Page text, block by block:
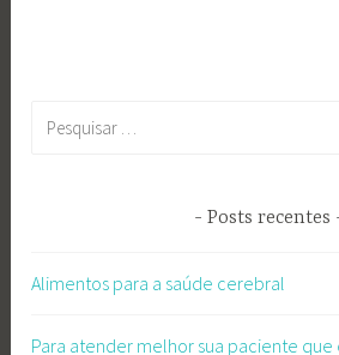
Posts recentes
Alimentos para a saúde cerebral
Para atender melhor sua paciente que